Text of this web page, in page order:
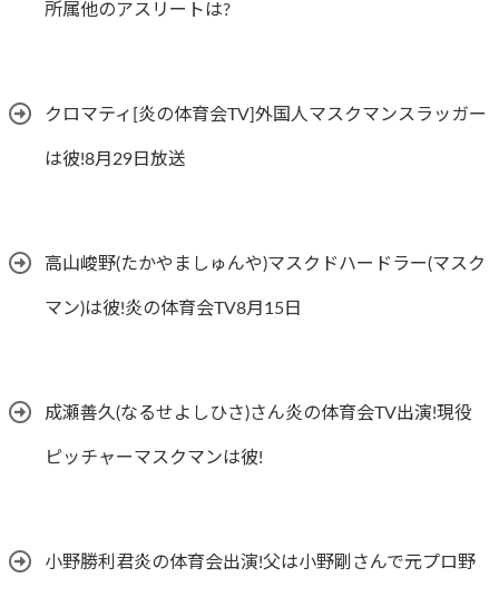
所属他のアスリートは?
クロマティ[炎の体育会TV]外国人マスクマンスラッガー
は彼!8月29日放送
高山峻野(たかやましゅんや)マスクドハードラー(マスク
マン)は彼!炎の体育会TV8月15日
成瀬善久(なるせよしひさ)さん炎の体育会TV出演!現役
ピッチャーマスクマンは彼!
小野勝利君炎の体育会出演!父は小野剛さんで元プロ野